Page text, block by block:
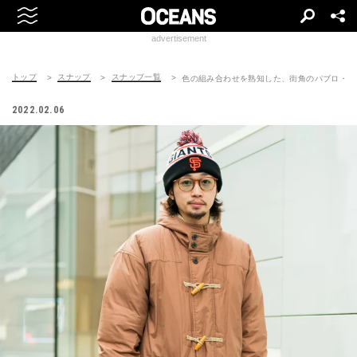
advertisement
トップ スナップ スナップ一覧 色の組み合わせを熟知した、街角のパブロ・
2022.02.06